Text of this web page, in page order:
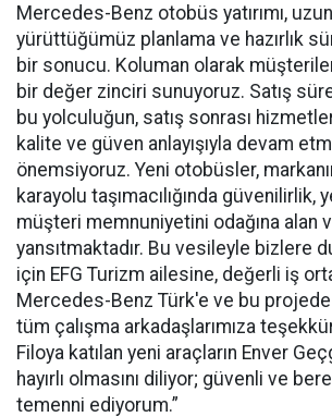
Mercedes-Benz otobüs yatırımı,
yürüttüğümüz planlama ve hazırlık
bir sonucu. Koluman olarak
bir değer zinciri sunuyoruz. Satış
bu yolculuğun, satış sonrası
kalite ve güven anlayışıyla devam
önemsiyoruz. Yeni otobüsler,
karayolu taşımacılığında güvenilirlik,
müşteri memnuniyetini odağına alan
yansıtmaktadır. Bu vesileyle bizlere
için EFG Turizm ailesine, değerli iş
Mercedes-Benz Türk'e ve bu
tüm çalışma arkadaşlarımıza
Filoya katılan yeni araçların Enver
hayırlı olmasını diliyor; güvenli ve
temenni ediyorum.”